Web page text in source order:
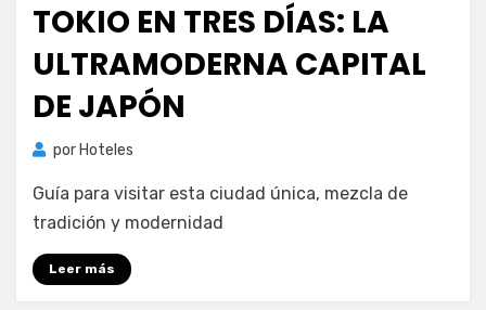
TOKIO EN TRES DÍAS: LA
ULTRAMODERNA CAPITAL
DE JAPÓN
por Hoteles
Guía para visitar esta ciudad única, mezcla de
tradición y modernidad
Leer más